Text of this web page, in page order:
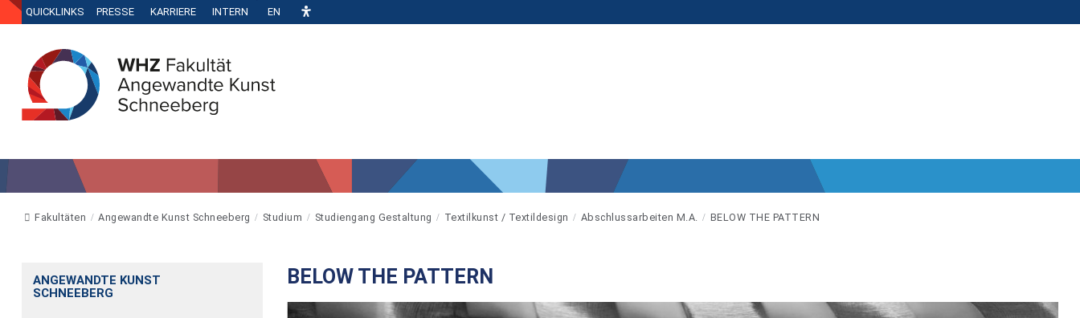
QUICKLINKS PRESSE KARRIERE INTERN EN
Fakultäten Angewandte Kunst Schneeberg Studium Studiengang Gestaltung Textilkunst / Textildesign Abschlussarbeiten M.A. BELOW THE PATTERN
ANGEWANDTE KUNST
SCHNEEBERG
BELOW THE PATTERN